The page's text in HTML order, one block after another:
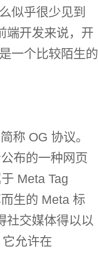
似乎很少见到
端开发来说，开
一个比较陌生的
称 OG 协议。
布的一种网页
Meta Tag
生的 Meta 标
社交媒体得以以
允许在